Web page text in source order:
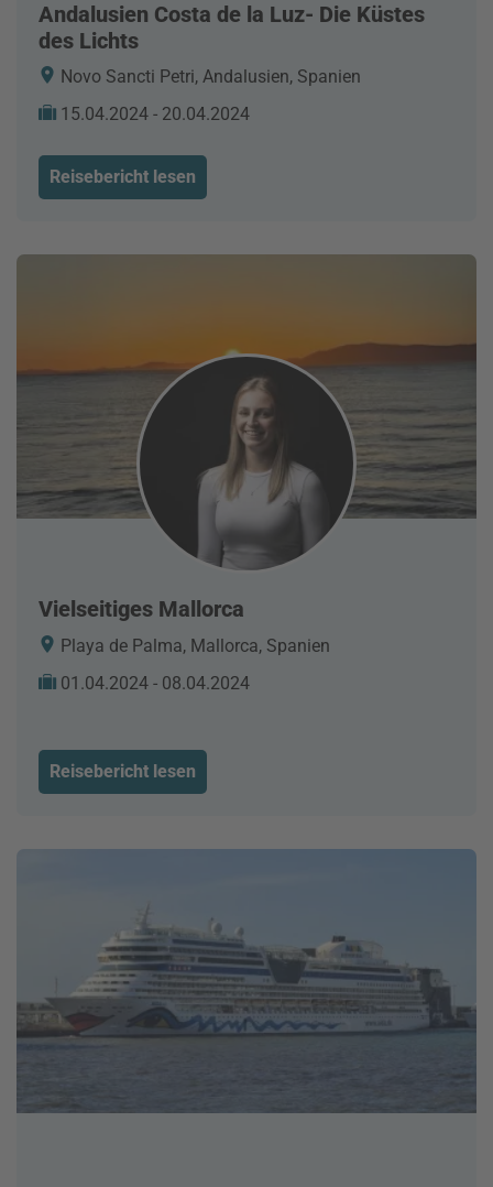
Andalusien Costa de la Luz- Die Küstes
des Lichts
Novo Sancti Petri, Andalusien, Spanien
15.04.2024 - 20.04.2024
Reisebericht lesen
Vielseitiges Mallorca
Playa de Palma, Mallorca, Spanien
01.04.2024 - 08.04.2024
Reisebericht lesen